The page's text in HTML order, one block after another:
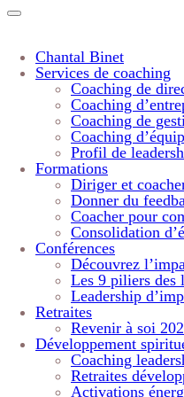
Chantal Binet
Services de coaching
Coaching de
Coaching
Coaching de
Coaching
Profil de
Formations
Diriger et
Donner du
Coacher pour
Consolidation
Conférences
Découvrez
Les 9 piliers des
Leadership
Retraites
Revenir à soi
Développement
Coaching
Retraites
Activations